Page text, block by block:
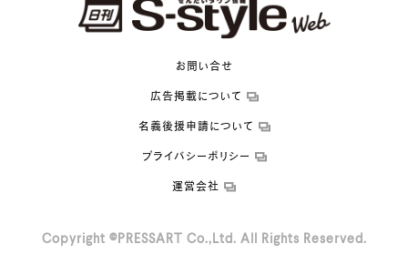
お問い合せ
広告掲載について
名義後援申請について
プライバシーポリシー
運営会社
Copyright ©PRESSART Co.,Ltd. All Rights Reserved.